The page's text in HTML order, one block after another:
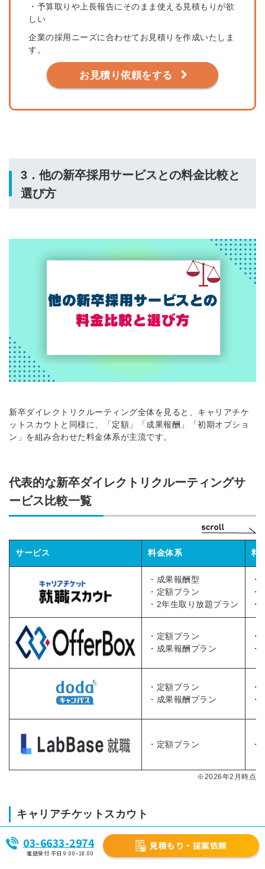
・予算取りや上長報告にそのまま使える見積もりが欲
しい
企業の採用ニーズに合わせてお見積りを作成いたしま
す。
お見積り依頼をする
3．他の新卒採用サービスとの料金比較と
選び方
新卒ダイレクトリクルーティング全体を見ると、キャリアチケ
ットスカウトと同様に、「定額」「成果報酬」「初期オプショ
ン」を組み合わせた料金体系が主流です。​
代表的な新卒ダイレクトリクルーティングサ
ービス比較一覧
サービス 料金体系 料
・成果報酬型
・定額プラン
・2年生取り放題プラン
・
・
・
・定額プラン
・成果報酬プラン
・
・
・定額プラン
・成果報酬プラン
・
・
・定額プラン ・
※2026年2月時点
キャリアチケットスカウト
・「価値観マッチング」と「リスクを抑えた
03-6633-2974
電話受付 平日 9:00~18:00
見積もり・提案依頼